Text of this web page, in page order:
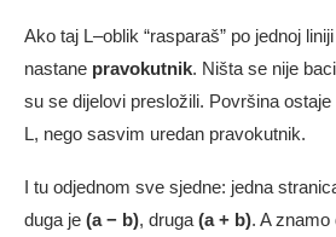
Ako taj L–oblik “rasparaš” po jednoj
nastane pravokutnik. Ništa se nije
su se dijelovi presložili. Površina
L, nego sasvim uredan pravokutnik.
I tu odjednom sve sjedne: jedna
duga je (a − b), druga (a + b). A